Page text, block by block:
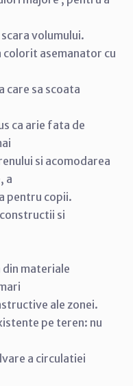
volumului.
asemanator cu
care sa scoata
ca arie fata de
si acomodarea
a
pentru copii.
si
din materiale
ale zonei.
pe teren: nu
a circulatiei